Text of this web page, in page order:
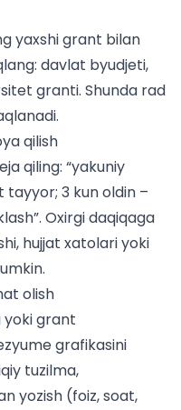
yaxshi grant bilan
davlat byudjeti,
granti. Shunda rad
qilish
qiling: “yakuniy
3 kun oldin –
Oxirgi daqiqaga
hujjat xatolari yoki
olish
yoki grant
grafikasini
tuzilma,
yozish (foiz, soat,